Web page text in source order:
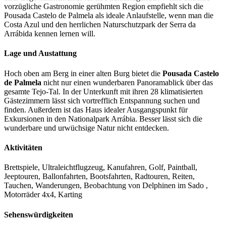
vorzügliche Gastronomie gerühmten Region empfiehlt sich die
Pousada Castelo de Palmela als ideale Anlaufstelle, wenn man die
Costa Azul und den herrlichen Naturschutzpark der Serra da
Arrábida kennen lernen will.
Lage und Austattung
Hoch oben am Berg in einer alten Burg bietet die Pousada Castelo
de Palmela nicht nur einen wunderbaren Panoramablick über das
gesamte Tejo-Tal. In der Unterkunft mit ihren 28 klimatisierten
Gästezimmern lässt sich vortrefflich Entspannung suchen und
finden. Außerdem ist das Haus idealer Ausgangspunkt für
Exkursionen in den Nationalpark Arrábia. Besser lässt sich die
wunderbare und urwüchsige Natur nicht entdecken.
Aktivitäten
Brettspiele, Ultraleichtflugzeug, Kanufahren, Golf, Paintball,
Jeeptouren, Ballonfahrten, Bootsfahrten, Radtouren, Reiten,
Tauchen, Wanderungen, Beobachtung von Delphinen im Sado ,
Motorräder 4x4, Karting
Sehenswürdigkeiten